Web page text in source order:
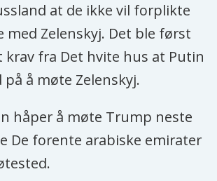
at de ikke vil forplikte
med Zelenskyj. Det ble først
fra Det hvite hus at Putin
å møte Zelenskyj.
håper å møte Trump neste
De forente arabiske emirater